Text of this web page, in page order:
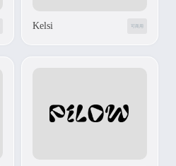
Kelsi 可商用